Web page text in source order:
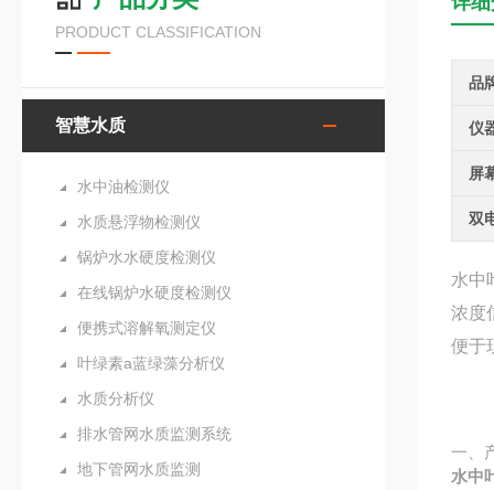
PRODUCT CLASSIFICATION
智慧水质
水中油检测仪
水质悬浮物检测仪
锅炉水水硬度检测仪
在线锅炉水硬度检测仪
便携式溶解氧测定仪
叶绿素a蓝绿藻分析仪
水质分析仪
排水管网水质监测系统
地下管网水质监测
品
仪
屏
双
水中
浓度
便于
一、
水中